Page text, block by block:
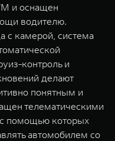
и оснащен
водителю.
с камерой, система
контроль и
делают
понятным и
телематическими
с помощью которых
автомобилем со